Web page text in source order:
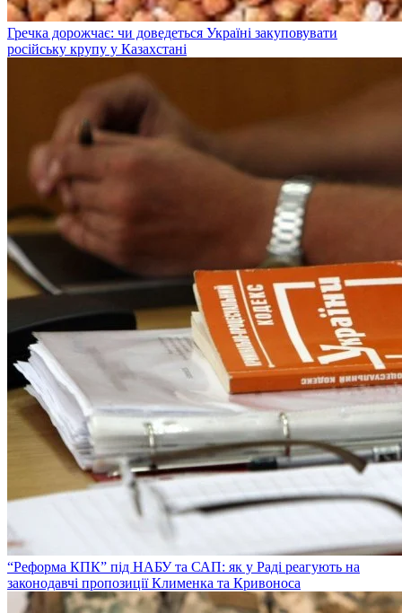
Гречка дорожчає: чи доведеться Україні закуповувати
російську крупу у Казахстані
“Реформа КПК” під НАБУ та САП: як у Раді реагують на
законодавчі пропозиції Клименка та Кривоноса